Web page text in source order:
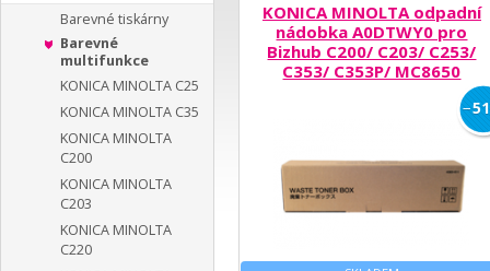
KONICA MINOLTA odpadní
nádobka A0DTWY0 pro
Bizhub C200/ C203/ C253/
C353/ C353P/ MC8650
−51
Barevné tiskárny
Barevné
multifunkce
KONICA MINOLTA C25
KONICA MINOLTA C35
KONICA MINOLTA
C200
KONICA MINOLTA
C203
KONICA MINOLTA
C220